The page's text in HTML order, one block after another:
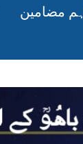
اہم مضامین